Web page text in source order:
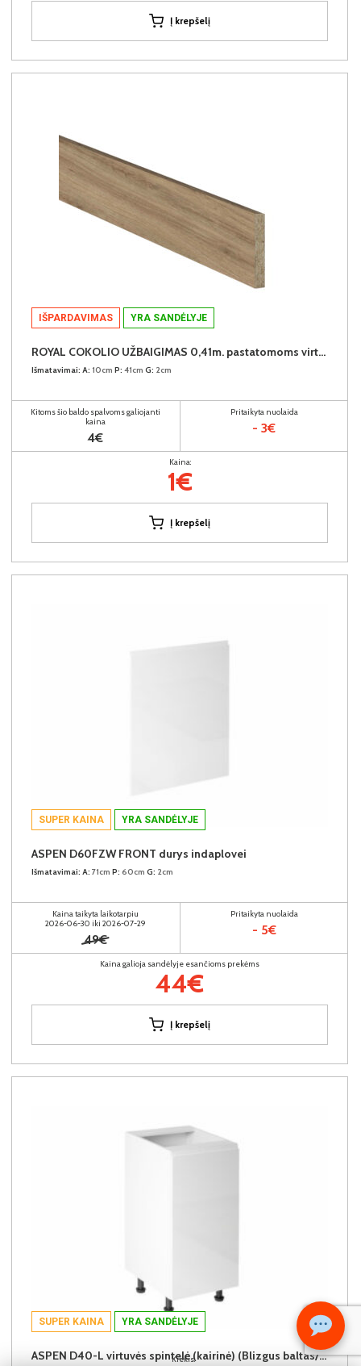
Kiekis:
Į krepšelį
IŠPARDAVIMAS YRA SANDĖLYJE
ROYAL COKOLIO UŽBAIGIMAS 0,41m. pastatomoms virtuvės spintelėms (komplekte - 2vnt.) (Dab Dziki)
Išmatavimai: A: 10cm P: 41cm G: 2cm
Kitoms šio baldo spalvoms galiojanti
kaina
4€
Pritaikyta nuolaida
- 3€
Kaina:
1€
Į krepšelį
SUPER KAINA YRA SANDĖLYJE
ASPEN D60FZW FRONT durys indaplovei
Išmatavimai: A: 71cm P: 60cm G: 2cm
Kaina taikyta laikotarpiu
2026-06-30 iki 2026-07-29
49€
Pritaikyta nuolaida
- 5€
Kaina galioja sandėlyje esančioms prekėms
44€
Į krepšelį
SUPER KAINA YRA SANDĖLYJE
ASPEN D40-L virtuvės spintelė (kairinė) (Blizgus baltas/Baltas)